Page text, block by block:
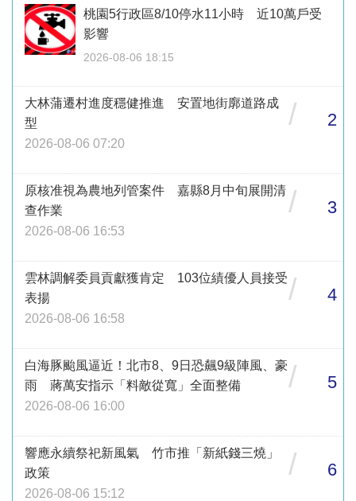
桃園5行政區8/10停水11小時 近10萬戶受
影響
2026-08-06 18:15
大林蒲遷村進度穩健推進 安置地街廓道路成
型
2026-08-06 07:20
/ 2
原核准視為農地列管案件 嘉縣8月中旬展開清
查作業
2026-08-06 16:53
/ 3
雲林調解委員貢獻獲肯定 103位績優人員接受
表揚
2026-08-06 16:58
/ 4
白海豚颱風逼近！北市8、9日恐飆9級陣風、豪
雨 蔣萬安指示「料敵從寬」全面整備
2026-08-06 16:00
/ 5
響應永續祭祀新風氣 竹市推「新紙錢三燒」
政策
2026-08-06 15:12
/ 6